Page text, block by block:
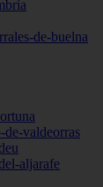
de-buelna
de-valdeorras
aljarafe